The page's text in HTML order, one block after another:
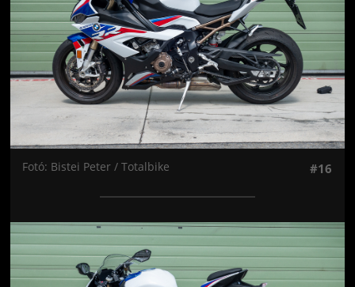
Fotó: Bistei Peter / Totalbike #16
Jön még kép!